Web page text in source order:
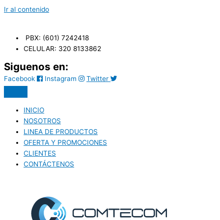
Ir al contenido
PBX: (601) 7242418
CELULAR: 320 8133862
Siguenos en:
Facebook Instagram Twitter
INICIO
NOSOTROS
LINEA DE PRODUCTOS
OFERTA Y PROMOCIONES
CLIENTES
CONTÁCTENOS